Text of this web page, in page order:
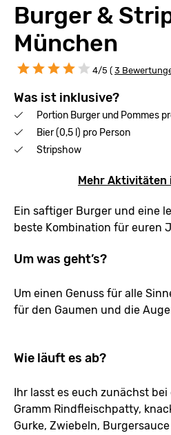
Burger &
München
4/5 ( 3
Was ist inklusive?
Portion Burger und Pommes
Bier (0,5 l) pro Person
Stripshow
Mehr Aktivitäten
Ein saftiger Burger und eine
beste Kombination für euren
Um was geht’s?
Um einen Genuss für alle
für den Gaumen und die
Wie läuft es ab?
Ihr lasst es euch zunächst
Gramm Rindfleischpatty,
Gurke, Zwiebeln,